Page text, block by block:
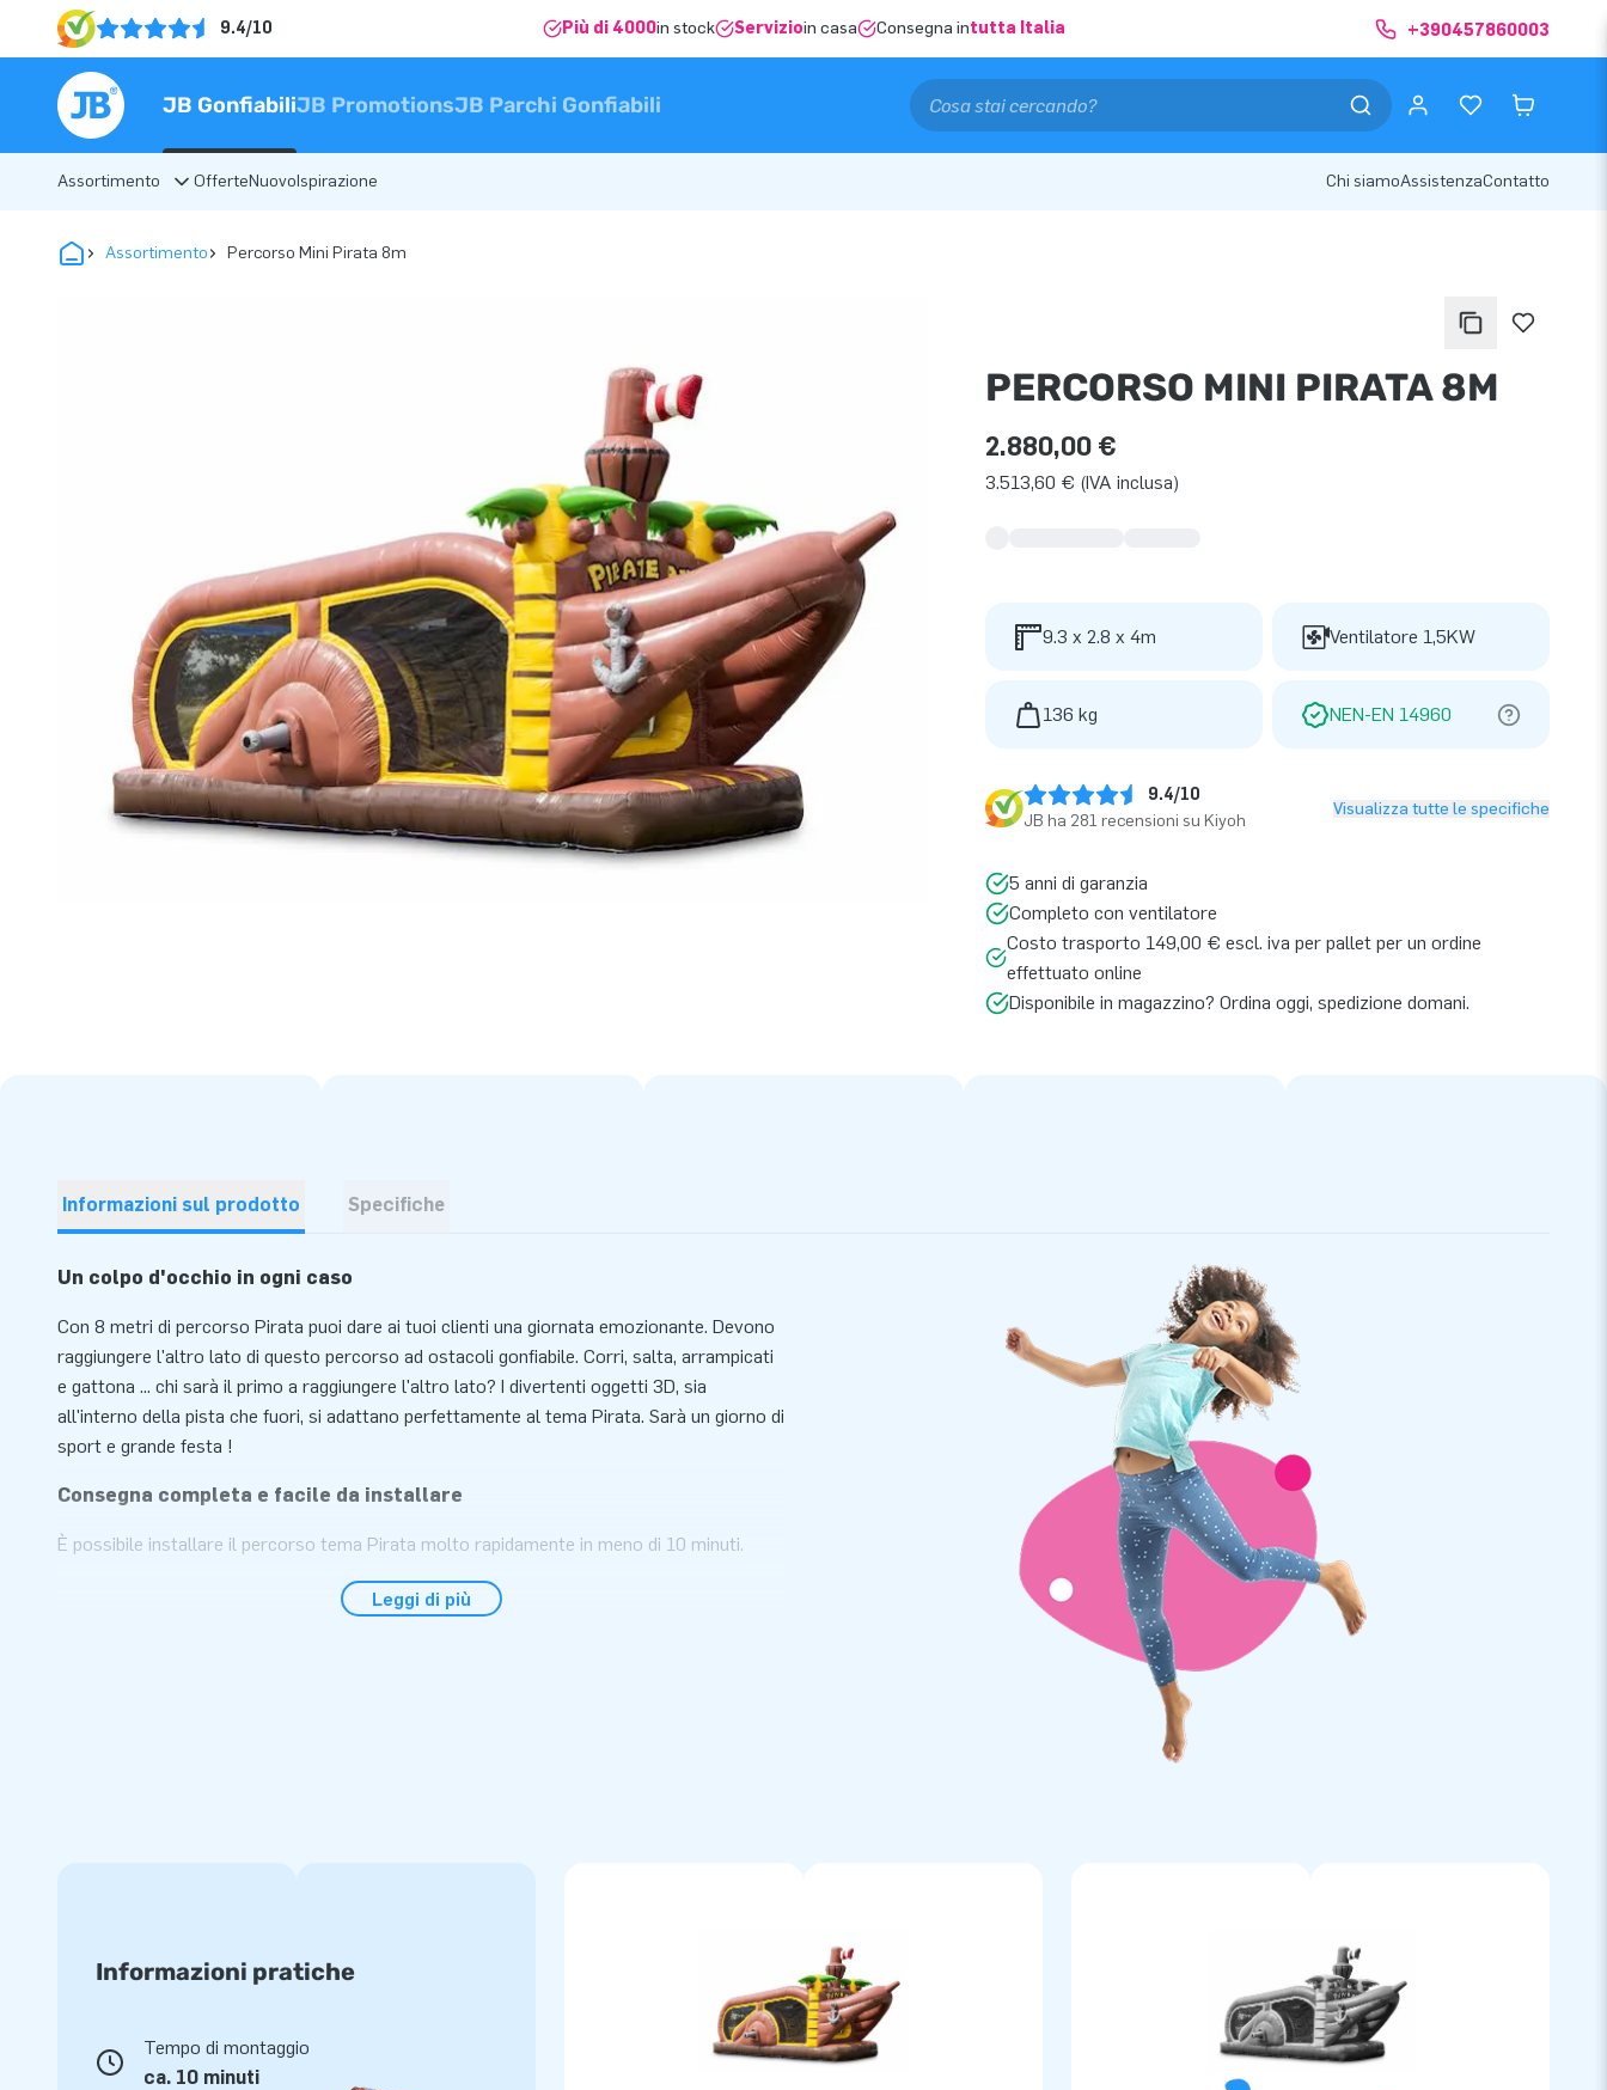
9.4/10 Più di 4000in stock Servizioin casa Consegna intutta Italia +390457860003
JB GonfiabiliJB PromotionsJB Parchi Gonfiabili
Assortimento OfferteNuovoIspirazione Chi siamoAssistenzaContatto
Assortimento Percorso Mini Pirata 8m
PERCORSO MINI PIRATA 8M
2.880,00 €
3.513,60 € (IVA inclusa)
9.3 x 2.8 x 4m Ventilatore 1,5KW
136 kg NEN-EN 14960
9.4/10
JB ha 281 recensioni su Kiyoh
Visualizza tutte le specifiche
5 anni di garanzia
Completo con ventilatore
Costo trasporto 149,00 € escl. iva per pallet per un ordine
effettuato online
Disponibile in magazzino? Ordina oggi, spedizione domani.
Informazioni sul prodotto Specifiche
Un colpo d'occhio in ogni caso
Con 8 metri di percorso Pirata puoi dare ai tuoi clienti una giornata emozionante. Devono
raggiungere l'altro lato di questo percorso ad ostacoli gonfiabile. Corri, salta, arrampicati
e gattona ... chi sarà il primo a raggiungere l'altro lato? I divertenti oggetti 3D, sia
all'interno della pista che fuori, si adattano perfettamente al tema Pirata. Sarà un giorno di
sport e grande festa !
Consegna completa e facile da installare
È possibile installare il percorso tema Pirata molto rapidamente in meno di 10 minuti.
Consegnamo il cuscino, soffiatore, materiale di ancoraggio/imballaggiona e un manuale.
Perché per più di 15 anni abbiamo fatto in modo che le persone di tutto il mondo si
divertissero a saltare. Grazie al nostro team di progettisti, sviluppatori e personale
logistico, offriamo attrazioni gonfiabili uniche e grandiose! I nostri clienti sono certi del
nostro servizio/consegna professionale. Ecco perché ci chiamano "creatori di grandezza".
Leggi di più
Informazioni pratiche
Tempo di montaggio
ca. 10 minuti